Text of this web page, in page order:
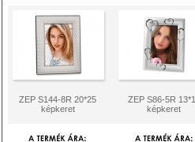
ZEP S144-8R 20*25
képkeret
ZEP S86-5R
képkeret